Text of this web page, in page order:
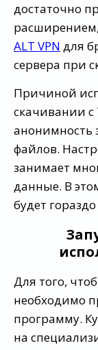
достаточно
ALT VPN для
сервера при
Причиной
скачивании с
анонимность
файлов.
занимает
данные. В
будет
Для того,
необходимо
программу.
на